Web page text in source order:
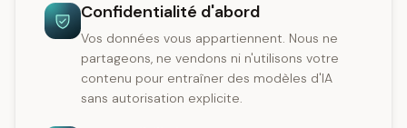
Confidentialité d'abord
Vos données vous appartiennent. Nous ne
partageons, ne vendons ni n'utilisons votre
contenu pour entraîner des modèles d'IA
sans autorisation explicite.